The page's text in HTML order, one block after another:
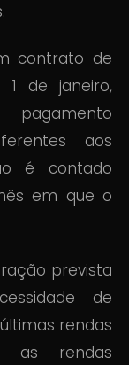
contrato de
1 de janeiro,
aos
é contado
em que o
prevista
de
rendas
as rendas